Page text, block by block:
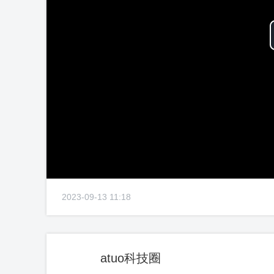
2023-09-13 11:18
atuo科技圈